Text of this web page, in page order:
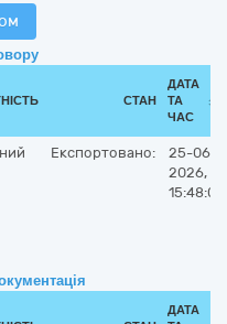
СТАН
ДАТА
ТА
ЧАС
Експортовано:
25-06-
2026,
15:48:00
ДАТА